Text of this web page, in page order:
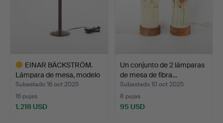
EINAR BÄCKSTRÖM.
Lámpara de mesa, modelo
5…
Subastado 16 oct 2025
16 pujas
1.218 USD
Un conjunto de 2 lámparas
de mesa de fibra…
Subastado 10 oct 2025
8 pujas
95 USD